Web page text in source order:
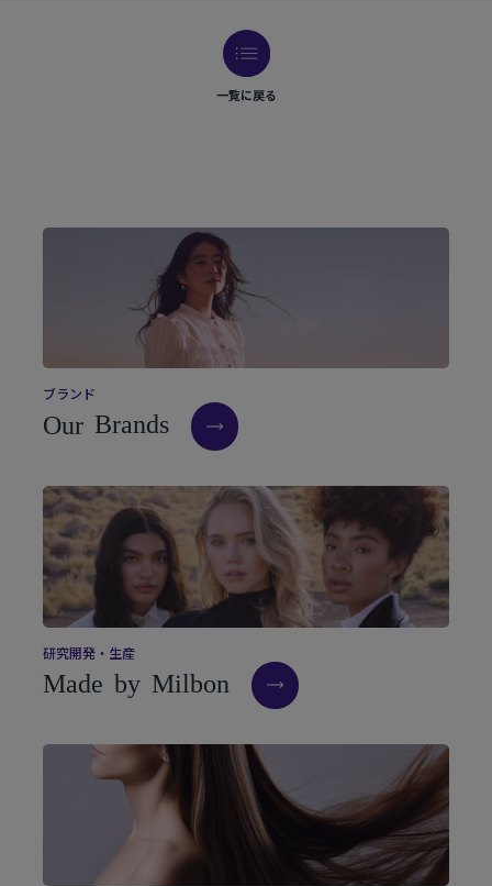
一覧に戻る
ブラン ド
Our Brands
研究開発・ 生産
Made by Milbon